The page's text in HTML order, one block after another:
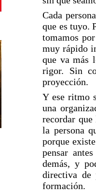
Cada
que es tuyo.
tomamos
muy rápido
que va más
rigor. Sin
proyección.
Y ese ritmo
una
recordar
la persona
porque
pensar
demás, y
directiva de
formación.